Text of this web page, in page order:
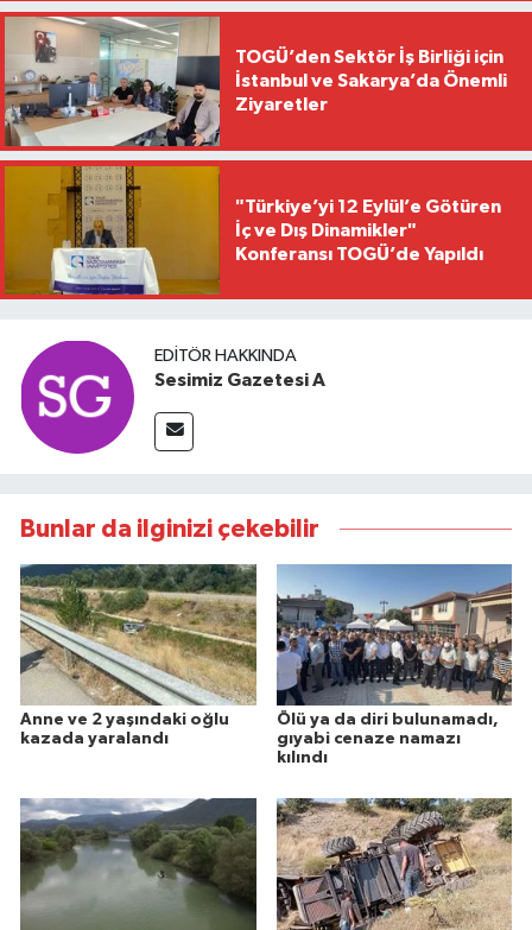
TOGÜ’den Sektör İş Birliği için
İstanbul ve Sakarya’da Önemli
Ziyaretler
"Türkiye’yi 12 Eylül’e Götüren
İç ve Dış Dinamikler"
Konferansı TOGÜ’de Yapıldı
EDITÖR HAKKINDA
Sesimiz Gazetesi A
Bunlar da ilginizi çekebilir
Anne ve 2 yaşındaki oğlu
kazada yaralandı
Ölü ya da diri bulunamadı,
gıyabi cenaze namazı
kılındı